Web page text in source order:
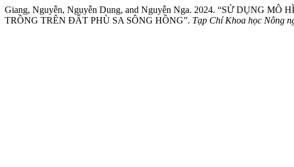
Giang, Nguyễn, Nguyễn Dung, and Nguyễn Nga. 2024. “SỬ DỤNG
TRỒNG TRÊN ĐẤT PHÙ SA SÔNG HỒNG”. Tạp Chí Khoa học Nông